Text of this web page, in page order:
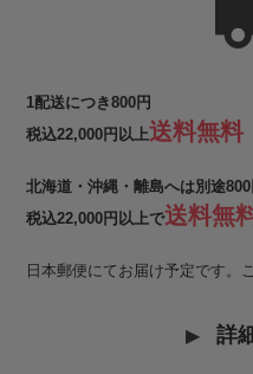
1配送につき800円
税込22,000円以上送料無料
北海道・沖縄・離島へは別途800
税込22,000円以上で送料無
日本郵便にてお届け予定です。
詳